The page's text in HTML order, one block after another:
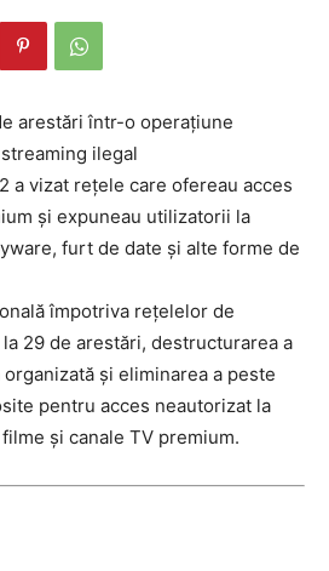
a vizat rețele care ofereau acces
și expuneau utilizatorii la
furt de date și alte forme de
împotriva rețelelor de
29 de arestări, destructurarea a
și eliminarea a peste
pentru acces neautorizat la
și canale TV premium.